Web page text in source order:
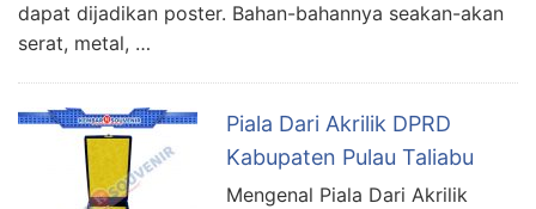
dapat dijadikan poster. Bahan-bahannya seakan-akan
serat, metal, …
Piala Dari Akrilik DPRD
Kabupaten Pulau Taliabu
Mengenal Piala Dari Akrilik